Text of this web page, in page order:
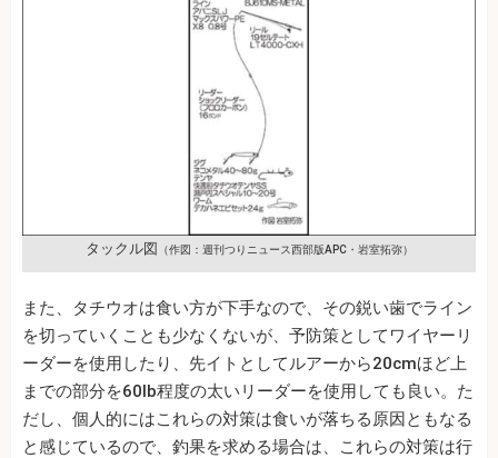
タックル図 （作図：週刊つりニュース西部版APC・岩室拓弥）
また、タチウオは食い方が下手なので、その鋭い歯でライン
を切っていくことも少なくないが、予防策としてワイヤーリ
ーダーを使用したり、先イトとしてルアーから20cmほど上
までの部分を60lb程度の太いリーダーを使用しても良い。た
だし、個人的にはこれらの対策は食いが落ちる原因ともなる
と感じているので、釣果を求める場合は、これらの対策は行